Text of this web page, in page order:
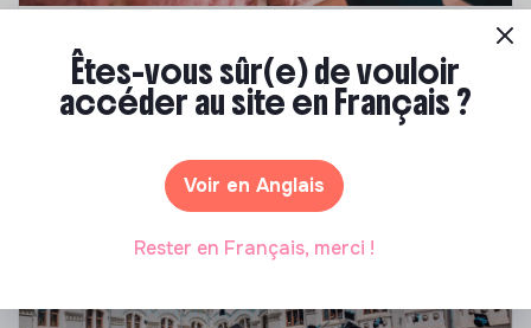
Compétences & formations
Top 8 des formations en rénovation
énergétique des bâtiments
Marianne Roussel•21 janvier 2025
Êtes-vous sûr(e) de vouloir
accéder au site en Français ?
Voir en Anglais
Rester en Français, merci !